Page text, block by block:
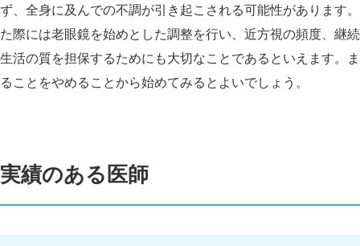
ず、全身に及んでの不調が引き起こされる可能性があります
た際には老眼鏡を始めとした調整を行い、近方視の頻度、継
生活の質を担保するためにも大切なことであるといえます。
ることをやめることから始めてみるとよいでしょう。
実績のある医師